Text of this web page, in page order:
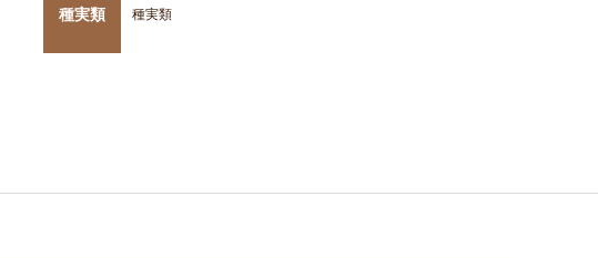
種実類 種実類